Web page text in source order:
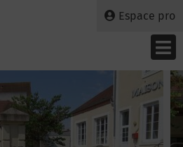
Espace pro